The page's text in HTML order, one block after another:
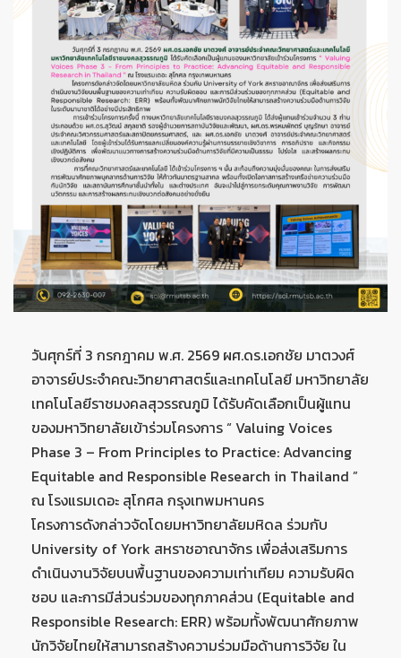
วันศุกร์ที่ 3 กรกฎาคม พ.ศ. 2569 ผศ.ดร.เอกชัย มาตวงศ์
อาจารย์ประจำคณะวิทยาศาสตร์และเทคโนโลยี มหาวิทยาลัย
เทคโนโลยีราชมงคลสุวรรณภูมิ ได้รับคัดเลือกเป็นผู้แทน
ของมหาวิทยาลัยเข้าร่วมโครงการ “ Valuing Voices
Phase 3 – From Principles to Practice: Advancing
Equitable and Responsible Research in Thailand ”
ณ โรงแรมเดอะ สุโกศล กรุงเทพมหานคร
โครงการดังกล่าวจัดโดยมหาวิทยาลัยมหิดล ร่วมกับ
University of York สหราชอาณาจักร เพื่อส่งเสริมการ
ดำเนินงานวิจัยบนพื้นฐานของความเท่าเทียม ความรับผิด
ชอบ และการมีส่วนร่วมของทุกภาคส่วน (Equitable and
Responsible Research: ERR) พร้อมทั้งพัฒนาศักยภาพ
นักวิจัยไทยให้สามารถสร้างความร่วมมือด้านการวิจัย ใน